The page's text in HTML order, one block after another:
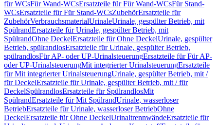
für WCsFür Wand-WCsErsatzteile für Für Wand-WCsFür Stand-
WCsErsatzteile für Für Stand-WCsZubehörErsatzteile für
ZubehörVerbrauchsmaterialUrinaleUrinale, gespülter Betrieb, mit
SpülrandErsatzteile für Urinale, gespülter Betrieb, mit
SpülrandOhne DeckelErsatzteile für Ohne DeckelUrinale, gespülter
Betrieb, spülrandlosErsatzteile für Urinale, gespülter Betrieb,
spülrandlosFür AP- oder UP-UrinalsteuerungErsatzteile für Für AP-
oder UP-UrinalsteuerungMit integrierter UrinalsteuerungErsatzteile
für Mit integrierter UrinalsteuerungUrinale, gespülter Betrieb, mit /
für DeckelErsatzteile für Urinale, gespülter Betrieb, mit / für
DeckelSpülrandlosErsatzteile für SpülrandlosMit
SpülrandErsatzteile für Mit SpülrandUrinale, wasserloser
BetriebErsatzteile für Urinale, wasserloser BetriebOhne
DeckelErsatzteile für Ohne DeckelUrinaltrennwändeErsatzteile für